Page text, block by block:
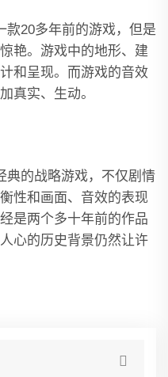
款20多年前的游戏，但是
艳。游戏中的地形、建
和呈现。而游戏的音效
真实、生动。
典的战略游戏，不仅剧情
性和画面、音效的表现
是两个多十年前的作品
心的历史背景仍然让许